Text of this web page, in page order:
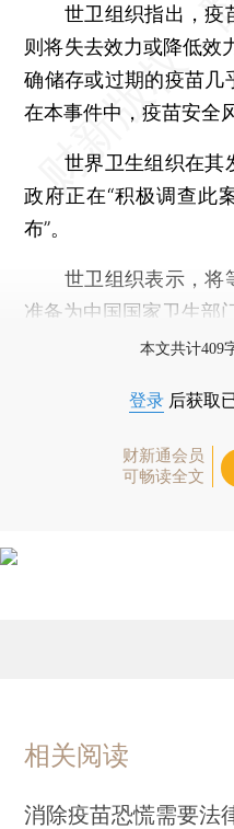
世卫组织指出，疫
则将失去效力或降低效
确储存或过期的疫苗几
在本事件中，疫苗安全
世界卫生组织在其
政府正在“积极调查此
布”。
世卫组织表示，将
准备为中国国家卫生部
本文共计409
登录 后获取
财新通会员
可畅读全文
相关阅读
消除疫苗恐慌需要法